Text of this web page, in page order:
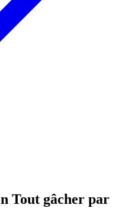
Tout gâcher par